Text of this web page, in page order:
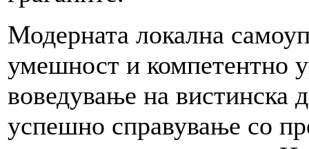
Модерната локална
умешност и компетентно
воведување на вистинска
успешно справување со